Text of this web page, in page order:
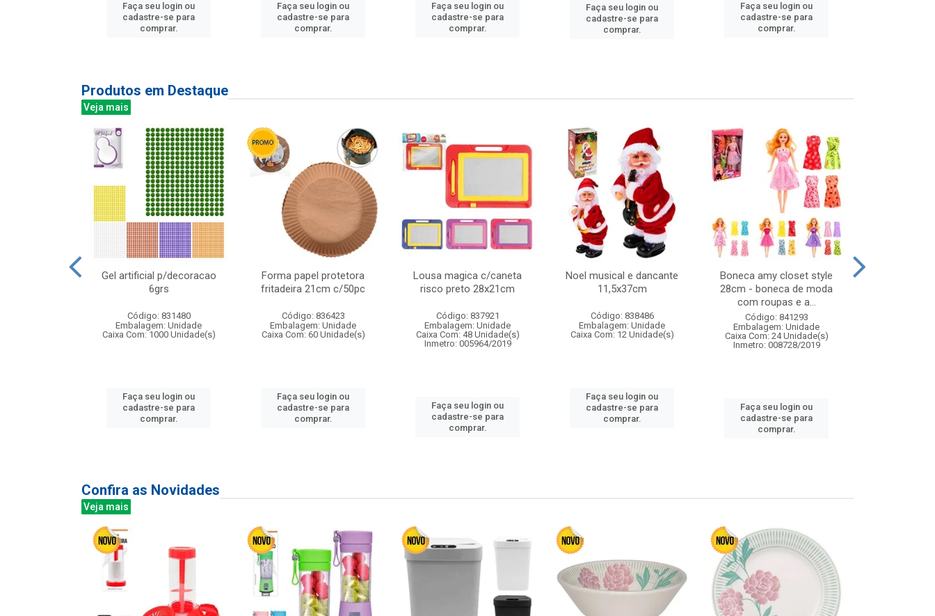
Faça seu login ou
cadastre-se para
comprar.
Faça seu login ou
cadastre-se para
comprar.
Faça seu login ou
cadastre-se para
comprar.
Faça seu login ou
cadastre-se para
comprar.
Faça seu login ou
cadastre-se para
comprar.
Produtos em Destaque
Veja mais
Gel artificial p/decoracao
6grs
Código: 831480
Embalagem: Unidade
Caixa Com: 1000 Unidade(s)
Faça seu login ou
cadastre-se para
comprar.
Forma papel protetora
fritadeira 21cm c/50pc
Código: 836423
Embalagem: Unidade
Caixa Com: 60 Unidade(s)
Faça seu login ou
cadastre-se para
comprar.
Lousa magica c/caneta
risco preto 28x21cm
Código: 837921
Embalagem: Unidade
Caixa Com: 48 Unidade(s)
Inmetro: 005964/2019
Faça seu login ou
cadastre-se para
comprar.
Noel musical e dancante
11,5x37cm
Código: 838486
Embalagem: Unidade
Caixa Com: 12 Unidade(s)
Faça seu login ou
cadastre-se para
comprar.
Boneca amy closet style
28cm - boneca de moda
com roupas e a...
Código: 841293
Embalagem: Unidade
Caixa Com: 24 Unidade(s)
Inmetro: 008728/2019
Faça seu login ou
cadastre-se para
comprar.
Confira as Novidades
Veja mais